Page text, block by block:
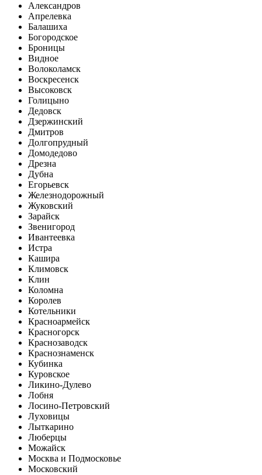
Александров
Апрелевка
Балашиха
Богородское
Броницы
Видное
Волоколамск
Воскресенск
Высоковск
Голицыно
Дедовск
Дзержинский
Дмитров
Долгопрудный
Домодедово
Дрезна
Дубна
Егорьевск
Железнодорожный
Жуковский
Зарайск
Звенигород
Ивантеевка
Истра
Кашира
Климовск
Клин
Коломна
Королев
Котельники
Красноармейск
Красногорск
Краснозаводск
Краснознаменск
Кубинка
Куровское
Ликино-Дулево
Лобня
Лосино-Петровский
Луховицы
Лыткарино
Люберцы
Можайск
Москва и Подмосковье
Московский